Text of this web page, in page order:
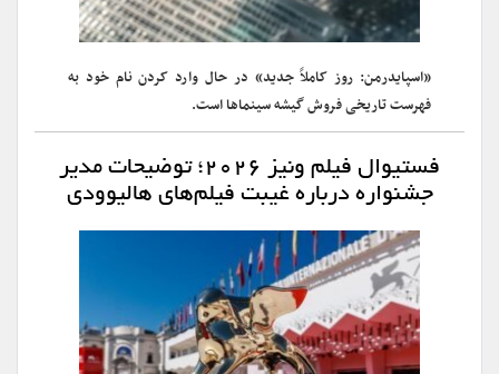
«اسپایدرمن: روز کاملاً جدید» در حال وارد کردن نام خود به
فهرست تاریخی فروش گیشه سینماها است.
فستیوال فیلم ونیز ۲۰۲۶؛ توضیحات مدیر
جشنواره درباره غیبت فیلم‌های هالیوودی